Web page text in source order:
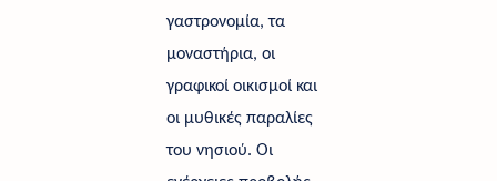
γαστρονομία, τα
μοναστήρια, οι
γραφικοί οικισμοί και
οι μυθικές παραλίες
του νησιού. Οι